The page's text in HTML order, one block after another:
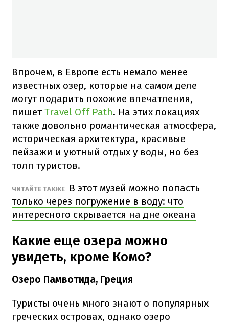
Впрочем, в Европе есть немало менее
известных озер, которые на самом деле
могут подарить похожие впечатления,
пишетTravel Off Path. На этих локациях
также довольно романтическая атмосфера,
историческая архитектура, красивые
пейзажи и уютный отдых у воды, но без
толп туристов.
ЧИТАЙТЕ ТАКЖЕ
В этот музей можно попасть
только через погружение в воду: что
интересного скрывается на дне океана
Какие еще озера можно
увидеть, кроме Комо?
Озеро Памвотида, Греция
Туристы очень много знают о популярных
греческих островах, однако озеро